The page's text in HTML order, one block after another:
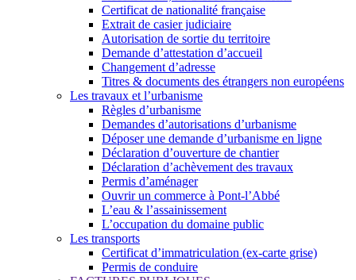
Certificat de nationalité française
Extrait de casier judiciaire
Autorisation de sortie du territoire
Demande d’attestation d’accueil
Changement d’adresse
Titres & documents des étrangers non européens
Les travaux et l’urbanisme
Règles d’urbanisme
Demandes d’autorisations d’urbanisme
Déposer une demande d’urbanisme en ligne
Déclaration d’ouverture de chantier
Déclaration d’achèvement des travaux
Permis d’aménager
Ouvrir un commerce à Pont-l’Abbé
L’eau & l’assainissement
L’occupation du domaine public
Les transports
Certificat d’immatriculation (ex-carte grise)
Permis de conduire